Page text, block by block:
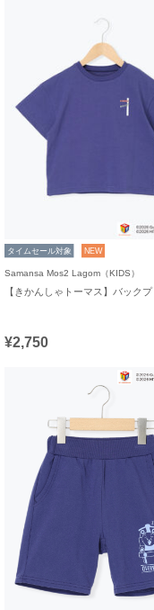
タイムセール対象 NEW
Samansa Mos2 Lagom（KIDS）
¥2,750